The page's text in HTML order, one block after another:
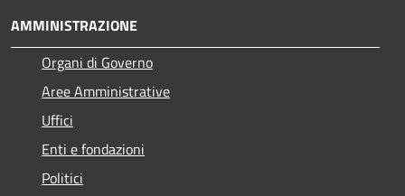
AMMINISTRAZIONE
Organi di Governo
Aree Amministrative
Uffici
Enti e fondazioni
Politici